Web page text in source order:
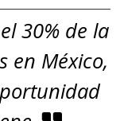
30% de la
en México,